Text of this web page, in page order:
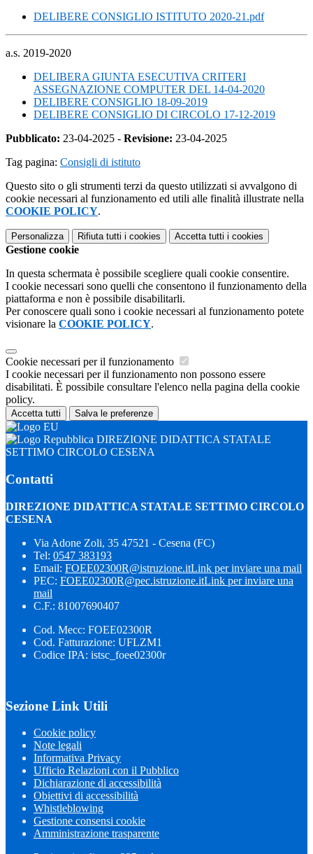
DELIBERE CONSIGLIO ISTITUTO 2020-21.pdf
a.s. 2019-2020
DELIBERA GIUNTA ESECUTIVA CRITERI
ASSEGNAZIONE COMPUTER DEL 14-04-2020
DELIBERE CONSIGLIO 18-09-2019
DELIBERE CONSIGLIO DI CIRCOLO 17-12-2019
Pubblicato: 23-04-2025 - Revisione: 23-04-2025
Tag pagina: Consigli di istituto
Questo sito o gli strumenti terzi da questo utilizzati si avvalgono di
cookie necessari al funzionamento ed utili alle finalità illustrate nella
COOKIE POLICY.
Personalizza Rifiuta tutti i cookies Accetta tutti i cookies
Gestione cookie
In questa schermata è possibile scegliere quali cookie consentire.
I cookie necessari sono quelli che consentono il funzionamento della
piattaforma e non è possibile disabilitarli.
Per conoscere quali sono i cookie necessari al funzionamento potete
visionare la COOKIE POLICY.
Cookie necessari per il funzionamento
I cookie necessari per il funzionamento non possono essere
disabilitati. È possibile consultare l'elenco nella pagina della cookie
policy.
Accetta tutti Salva le preferenze
DIREZIONE DIDATTICA STATALE
SETTIMO CIRCOLO CESENA
Contatti
DIREZIONE DIDATTICA STATALE SETTIMO CIRCOLO
CESENA
Via Adone Zoli, 35 47521 - Cesena (FC)
Tel: 0547 383193
Email: FOEE02300R@istruzione.itLink per inviare una mail
PEC: FOEE02300R@pec.istruzione.itLink per inviare una
mail
C.F.: 81007690407
Cod. Mecc: FOEE02300R
Cod. Fatturazione: UFLZM1
Codice IPA: istsc_foee02300r
Sezione Link Utili
Cookie policy
Note legali
Informativa Privacy
Ufficio Relazioni con il Pubblico
Dichiarazione di accessibilità
Obiettivi di accessibilità
Whistleblowing
Gestione consensi cookie
Amministrazione trasparente